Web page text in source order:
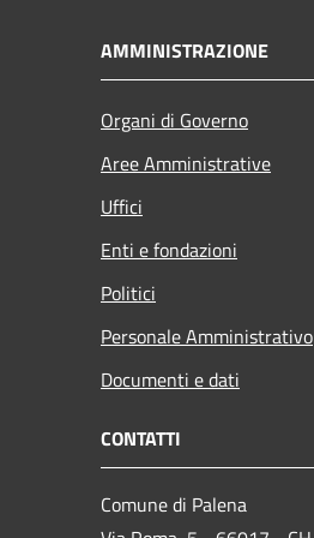
AMMINISTRAZIONE
Organi di Governo
Aree Amministrative
Uffici
Enti e fondazioni
Politici
Personale Amministrativo
Documenti e dati
CONTATTI
Comune di Palena